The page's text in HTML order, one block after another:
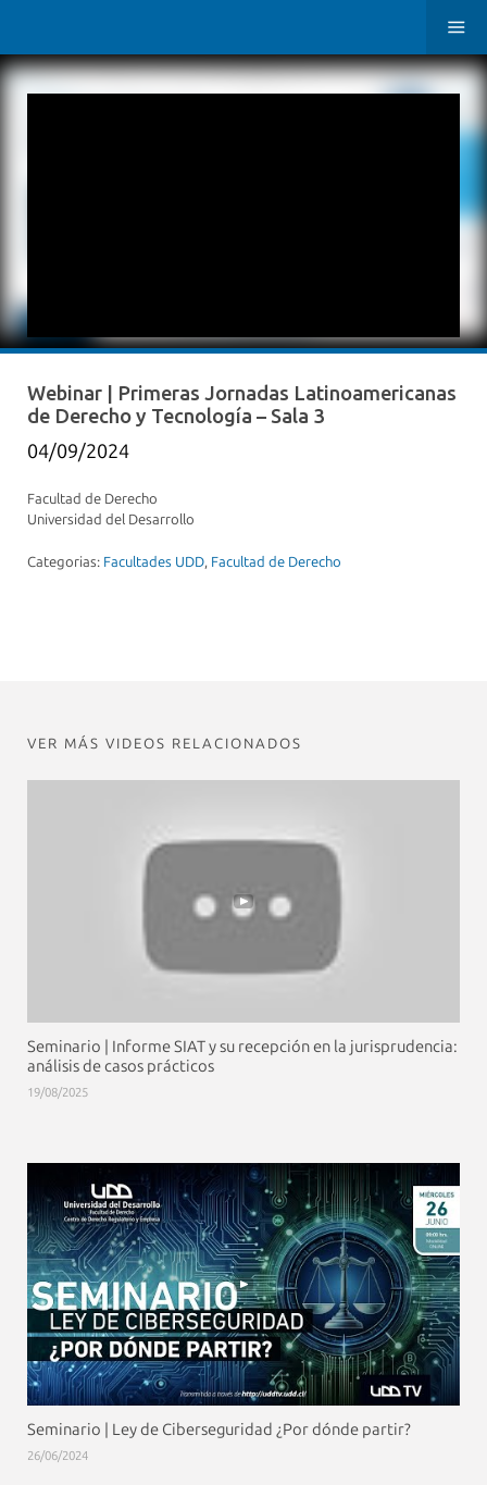
Webinar | Primeras Jornadas Latinoamericanas
de Derecho y Tecnología – Sala 3
04/09/2024
Facultad de Derecho
Universidad del Desarrollo
Categorias: Facultades UDD, Facultad de Derecho
VER MÁS VIDEOS RELACIONADOS
Seminario | Informe SIAT y su recepción en la jurisprudencia:
análisis de casos prácticos
19/08/2025
Seminario | Ley de Ciberseguridad ¿Por dónde partir?
26/06/2024